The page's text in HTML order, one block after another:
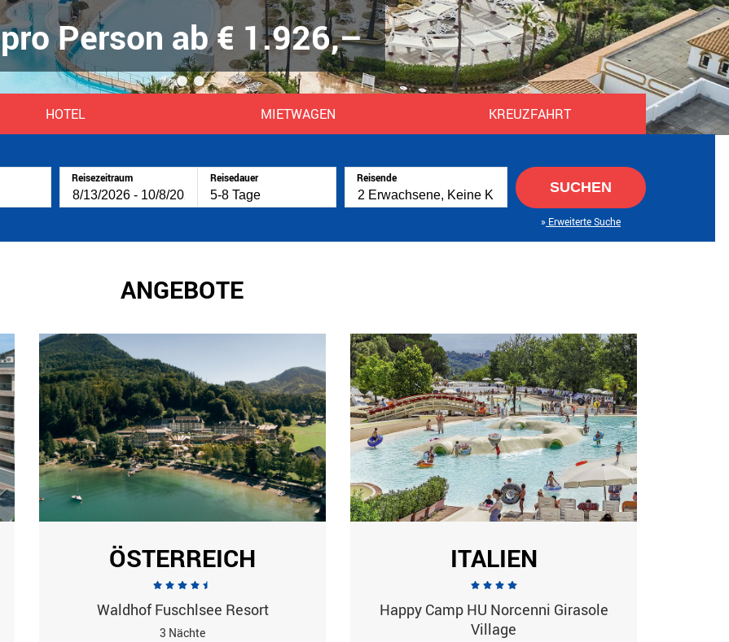
pro Person ab € 1.926,–
1 2 3
HOTEL MIETWAGEN KREUZFAHRT
Reisezeitraum Reisedauer Reisende
SUCHEN
Erweiterte Suche
ANGEBOTE
ÖSTERREICH
Waldhof Fuschlsee Resort
3 Nächte
ITALIEN
Happy Camp HU Norcenni Girasole
Village